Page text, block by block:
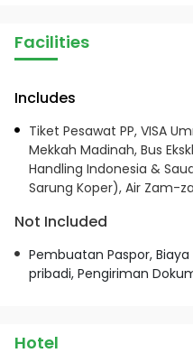
Facilities
Includes
Tiket Pesawat PP, VISA
Mekkah Madinah, Bus
Handling Indonesia &
Sarung Koper), Air Zam-
Not Included
Pembuatan Paspor,
pribadi, Pengiriman
Hotel